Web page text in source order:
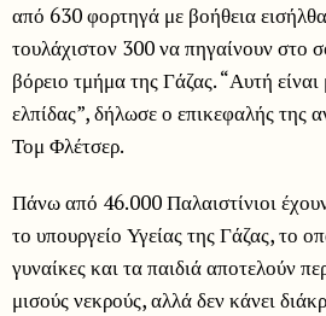
από 630 φορτηγά με βοήθεια
τουλάχιστον 300 να πηγαίνουν στο
βόρειο τμήμα της Γάζας. “Αυτή είναι
ελπίδας”, δήλωσε ο επικεφαλής της
Τομ Φλέτσερ.
Πάνω από 46.000 Παλαιστίνιοι
το υπουργείο Υγείας της Γάζας, το
γυναίκες και τα παιδιά αποτελούν
μισούς νεκρούς, αλλά δεν κάνει